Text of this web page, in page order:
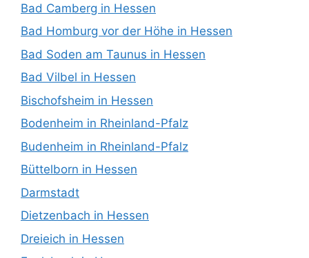
Bad Camberg in Hessen
Bad Homburg vor der Höhe in Hessen
Bad Soden am Taunus in Hessen
Bad Vilbel in Hessen
Bischofsheim in Hessen
Bodenheim in Rheinland-Pfalz
Budenheim in Rheinland-Pfalz
Büttelborn in Hessen
Darmstadt
Dietzenbach in Hessen
Dreieich in Hessen